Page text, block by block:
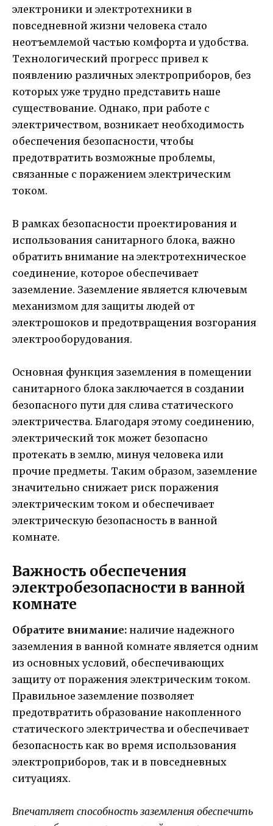
электроники и электротехники в
повседневной жизни человека стало
неотъемлемой частью комфорта и удобства.
Технологический прогресс привел к
появлению различных электроприборов, без
которых уже трудно представить наше
существование. Однако, при работе с
электричеством, возникает необходимость
обеспечения безопасности, чтобы
предотвратить возможные проблемы,
связанные с поражением электрическим
током.
В рамках безопасности проектирования и
использования санитарного блока, важно
обратить внимание на электротехническое
соединение, которое обеспечивает
заземление. Заземление является ключевым
механизмом для защиты людей от
электрошоков и предотвращения возгорания
электрооборудования.
Основная функция заземления в помещении
санитарного блока заключается в создании
безопасного пути для слива статического
электричества. Благодаря этому соединению,
электрический ток может безопасно
протекать в землю, минуя человека или
прочие предметы. Таким образом, заземление
значительно снижает риск поражения
электрическим током и обеспечивает
электрическую безопасность в ванной
комнате.
Важность обеспечения
электробезопасности в ванной
комнате
Обратите внимание: наличие надежного
заземления в ванной комнате является одним
из основных условий, обеспечивающих
защиту от поражения электрическим током.
Правильное заземление позволяет
предотвратить образование накопленного
статического электричества и обеспечивает
безопасность как во время использования
электроприборов, так и в повседневных
ситуациях.
Впечатляет способность заземления обеспечить